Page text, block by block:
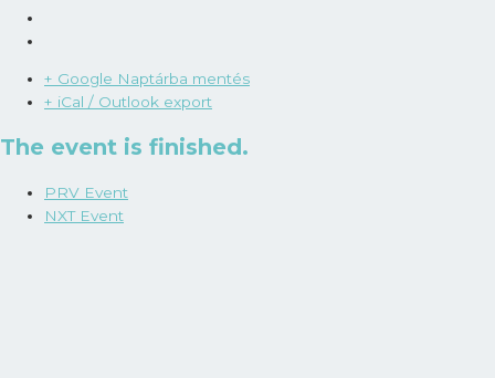
+ Google Naptárba mentés
+ iCal / Outlook export
The event is finished.
PRV Event
NXT Event